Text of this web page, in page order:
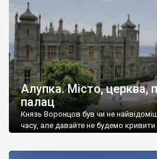
Алупка. Місто, церква,
палац
Князь Воронцов був чи не
часу, але давайте не будемо